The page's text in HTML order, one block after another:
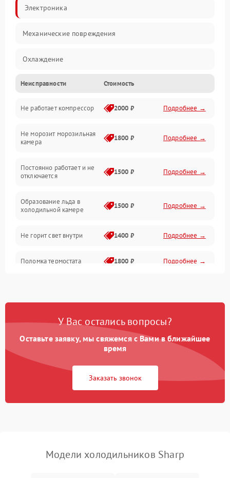
Электроника
Механические повреждения
Охлаждение
Механика
Электропитание
Дренаж
Неисправности Стоимость
Не работает компрессор 2000 ₽ Подробнее →
Не морозит морозильная
камера
1800 ₽ Подробнее →
Постоянно работает и не
отключается
1500 ₽ Подробнее →
Образование льда в
холодильной камере
1500 ₽ Подробнее →
Не горит свет внутри 1400 ₽ Подробнее →
Поломка термостата 1800 ₽ Подробнее →
Образование конденсата
1800 ₽ Подробнее →
Сбой в работе инвертора
работе
2000 ₽ Подробнее →
У Вас остались вопросы?
Оставьте заявку, мы свяжемся с Вами в ближайшее
время
Заказать звонок
Модели холодильников Sharp